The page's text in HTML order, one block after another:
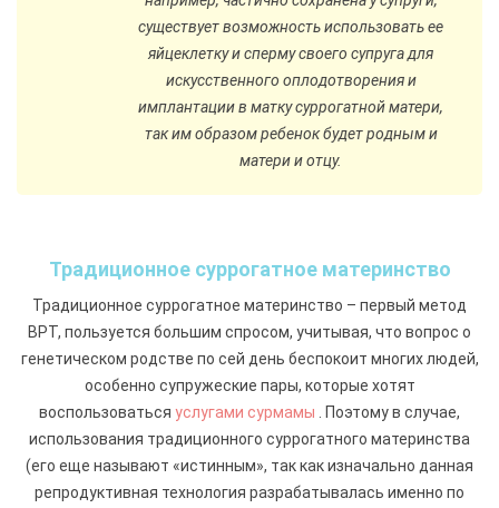
существует возможность использовать ее
яйцеклетку и сперму своего супруга для
искусственного оплодотворения и
имплантации в матку суррогатной матери,
так им образом ребенок будет родным и
матери и отцу.
Традиционное суррогатное материнство
Традиционное суррогатное материнство – первый метод
ВРТ, пользуется большим спросом, учитывая, что вопрос о
генетическом родстве по сей день беспокоит многих людей,
особенно супружеские пары, которые хотят
воспользоваться услугами сурмамы
. Поэтому в случае,
использования традиционного суррогатного материнства
(его еще называют «истинным», так как изначально данная
репродуктивная технология разрабатывалась именно по